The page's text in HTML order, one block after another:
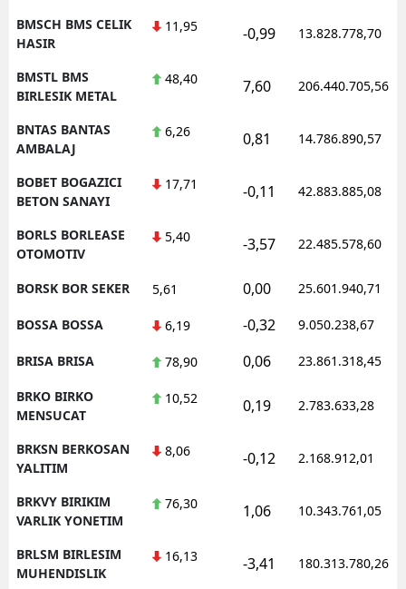
BMSCH BMS CELIK
HASIR
11,95 -0,99 13.828.778,70
BMSTL BMS
BIRLESIK METAL
48,40 7,60 206.440.705,56
BNTAS BANTAS
AMBALAJ
6,26 0,81 14.786.890,57
BOBET BOGAZICI
BETON SANAYI
17,71 -0,11 42.883.885,08
BORLS BORLEASE
OTOMOTIV
5,40 -3,57 22.485.578,60
BORSK BOR SEKER 5,61 0,00 25.601.940,71
BOSSA BOSSA 6,19 -0,32 9.050.238,67
BRISA BRISA 78,90 0,06 23.861.318,45
BRKO BIRKO
MENSUCAT
10,52 0,19 2.783.633,28
BRKSN BERKOSAN
YALITIM
8,06 -0,12 2.168.912,01
BRKVY BIRIKIM
VARLIK YONETIM
76,30 1,06 10.343.761,05
BRLSM BIRLESIM
MUHENDISLIK
16,13 -3,41 180.313.780,26